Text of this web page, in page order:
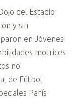
del Estadio
y sin
en Jóvenes
motrices
no
de Fútbol
París